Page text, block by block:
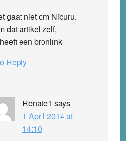
gaat niet om Niburu,
dat artikel zelf,
een bronlink.
Reply
Renate1 says
1 April 2014 at
14:10